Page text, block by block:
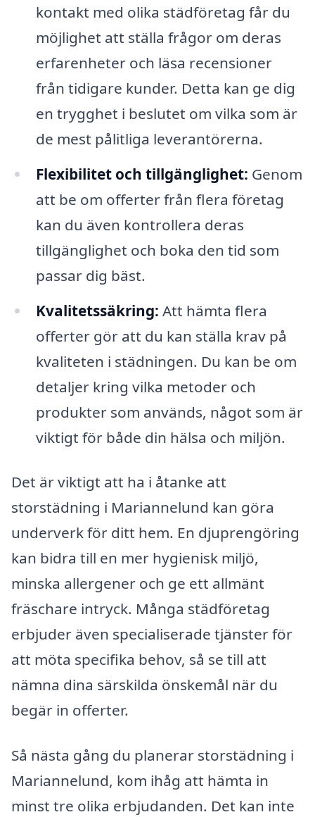
kontakt med olika städföretag får du
möjlighet att ställa frågor om deras
erfarenheter och läsa recensioner
från tidigare kunder. Detta kan ge dig
en trygghet i beslutet om vilka som är
de mest pålitliga leverantörerna.
Flexibilitet och tillgänglighet: Genom
att be om offerter från flera företag
kan du även kontrollera deras
tillgänglighet och boka den tid som
passar dig bäst.
Kvalitetssäkring: Att hämta flera
offerter gör att du kan ställa krav på
kvaliteten i städningen. Du kan be om
detaljer kring vilka metoder och
produkter som används, något som är
viktigt för både din hälsa och miljön.
Det är viktigt att ha i åtanke att
storstädning i Mariannelund kan göra
underverk för ditt hem. En djuprengöring
kan bidra till en mer hygienisk miljö,
minska allergener och ge ett allmänt
fräschare intryck. Många städföretag
erbjuder även specialiserade tjänster för
att möta specifika behov, så se till att
nämna dina särskilda önskemål när du
begär in offerter.
Så nästa gång du planerar storstädning i
Mariannelund, kom ihåg att hämta in
minst tre olika erbjudanden. Det kan inte